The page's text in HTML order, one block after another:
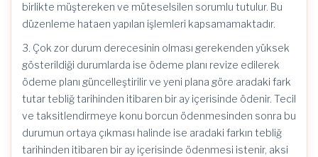
birlikte müştereken ve müteselsilen sorumlu tutulur. Bu
düzenleme hataen yapılan işlemleri kapsamamaktadır.
3. Çok zor durum derecesinin olması gerekenden yüksek
gösterildiği durumlarda ise ödeme planı revize edilerek
ödeme planı güncelleştirilir ve yeni plana göre aradaki fark
tutar tebliğ tarihinden itibaren bir ay içerisinde ödenir. Tecil
ve taksitlendirmeye konu borcun ödenmesinden sonra bu
durumun ortaya çıkması halinde ise aradaki farkın tebliğ
tarihinden itibaren bir ay içerisinde ödenmesi istenir, aksi